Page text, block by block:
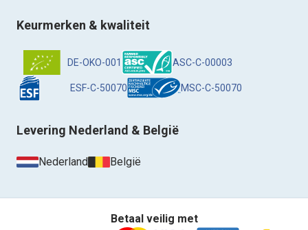
Keurmerken & kwaliteit
DE-OKO-001 ASC-C-00003
ESF-C-50070 MSC-C-50070
Levering Nederland & België
Nederland België
Betaal veilig met